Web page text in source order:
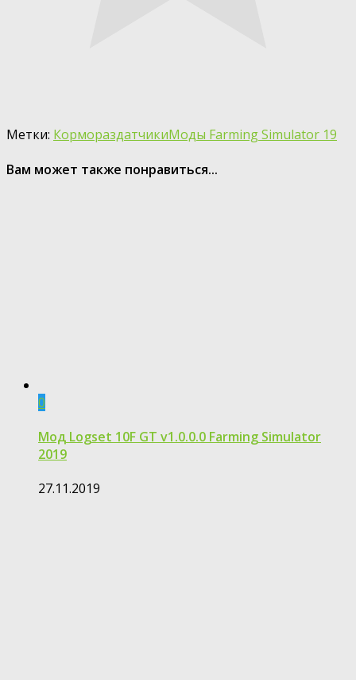
Метки: КормораздатчикиМоды Farming Simulator 19
Вам может также понравиться...
0
Мод Logset 10F GT v1.0.0.0 Farming Simulator
2019
27.11.2019